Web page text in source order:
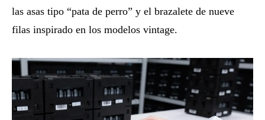
las asas tipo “pata de perro” y el brazalete de nueve
filas inspirado en los modelos vintage.